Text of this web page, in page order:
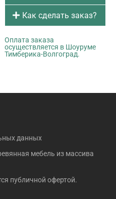
Как сделать заказ?
Оплата заказа
осуществляется в Шоуруме
Тимберика-Волгоград.
данных
мебель из массива
публичной офертой.